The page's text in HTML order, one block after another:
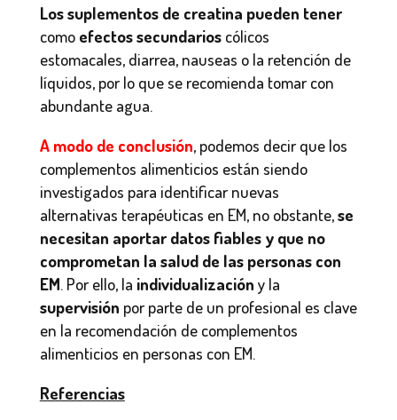
Los suplementos de creatina pueden tener
como efectos secundarioscólicos
estomacales, diarrea, nauseas o la retención de
líquidos, por lo que se recomienda tomar con
abundante agua.
A modo de conclusión, podemos decir que los
complementos alimenticios están siendo
investigados para identificar nuevas
alternativas terapéuticas en EM, no obstante,se
necesitan aportar datos fiables y que no
comprometan la salud de las personas con
EM. Por ello, la individualización y la
supervisión por parte de un profesional es clave
en la recomendación de complementos
alimenticios en personas con EM.
Referencias